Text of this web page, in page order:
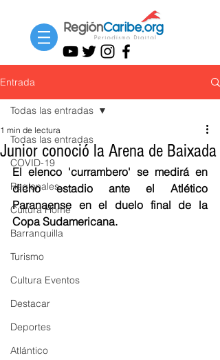
Entrada
Todas las entradas
COVID-19
Regionales
Cultura Home
Barranquilla
Turismo
Cultura Eventos
Destacar
Deportes
Atlántico
Todas las entradas
Junior conoció la Arena de Baixada
1 min de lectura
El elenco 'currambero' se medirá en
dicho estadio ante el Atlético
Paranaense en el duelo final de la
Copa Sudamericana.